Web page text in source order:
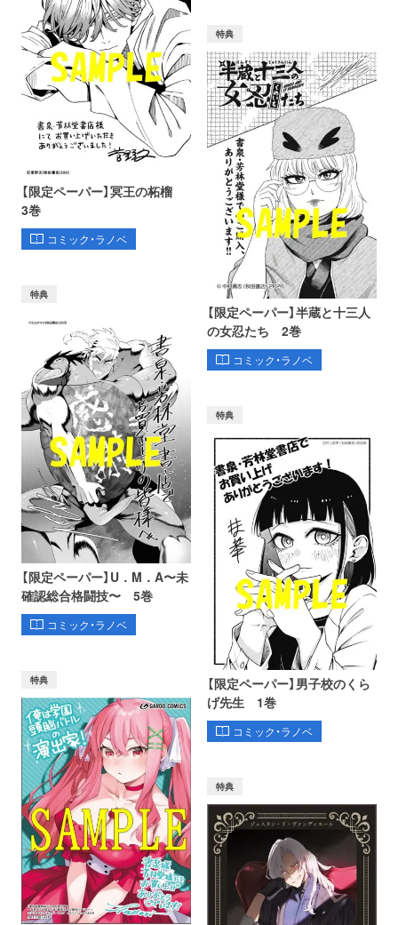
【限定ペーパー】冥王の柘榴
3巻
コミック・ラノベ
特典
【限定ペーパー】半蔵と十三人
の女忍たち 2巻
コミック・ラノベ
特典
【限定ペーパー】U．M．A〜未
確認総合格闘技〜 5巻
コミック・ラノベ
特典
【限定ペーパー】男子校のくら
げ先生 1巻
コミック・ラノベ
特典
特典